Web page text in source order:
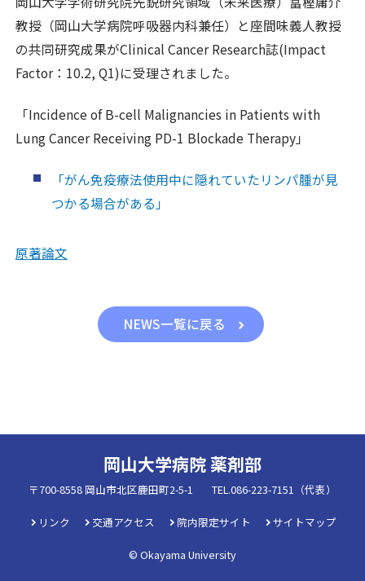
教授（岡山大学病院呼吸器内科兼任）と座間味義人教授
の共同研究成果がClinical Cancer Research誌(Impact
Factor：10.2, Q1)に受理されました。
「Incidence of B-cell Malignancies in Patients with
Lung Cancer Receiving PD-1 Blockade Therapy」
「がん免疫療法使用中に隠れていたリンパ腫が見
つかる場合がある」
原著論文
NEWS一覧に戻る
岡山大学病院 薬剤部
〒700-8558 岡山市北区鹿田町2-5-1 TEL.086-223-7151（代表）
リンク 交通アクセス 院内限定サイト サイトマップ
© Okayama University